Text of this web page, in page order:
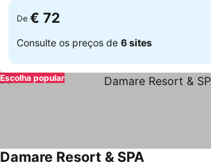
De € 72
Consulte os preços de 6 sites
Escolha popular
Damare Resort & SPA